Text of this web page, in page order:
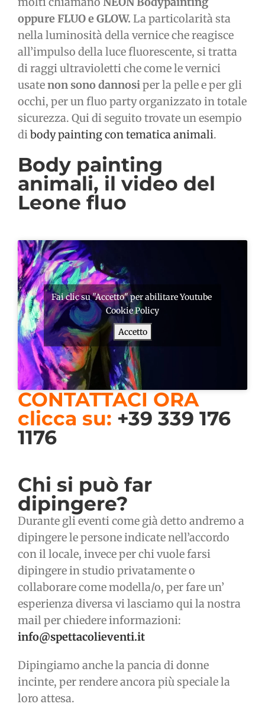
oppure FLUO e GLOW. La particolarità sta
nella luminosità della vernice che reagisce
all’impulso della luce fluorescente, si tratta
di raggi ultravioletti che come le vernici
usatenon sono dannosiper la pelle e per gli
occhi, per un fluo party organizzato in totale
sicurezza. Qui di seguito trovate un esempio
dibody painting con tematica animali.
Body painting
animali, il video del
Leone fluo
Fai clic su "Accetto" per abilitare Youtube
Cookie Policy
Accetto
CONTATTACI ORA
clicca su: +39 339 176
1176
Chi si può far
dipingere?
Durante gli eventi come già detto andremo a
dipingere le persone indicate nell’accordo
con il locale, invece per chi vuole farsi
dipingere in studio privatamente o
collaborare come modella/o, per fare un’
esperienza diversa vi lasciamo qui la nostra
mail per chiedere informazioni:
info@spettacolieventi.it
Dipingiamo anche la pancia di donne
incinte, per rendere ancora più speciale la
loro attesa.